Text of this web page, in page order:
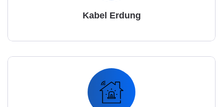
Kabel Erdung